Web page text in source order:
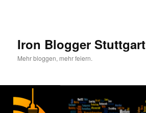
Iron Blogger Stuttgart
Mehr bloggen, mehr feiern.